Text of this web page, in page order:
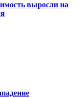
выросли на